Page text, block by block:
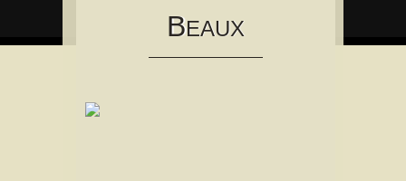
BEAUX